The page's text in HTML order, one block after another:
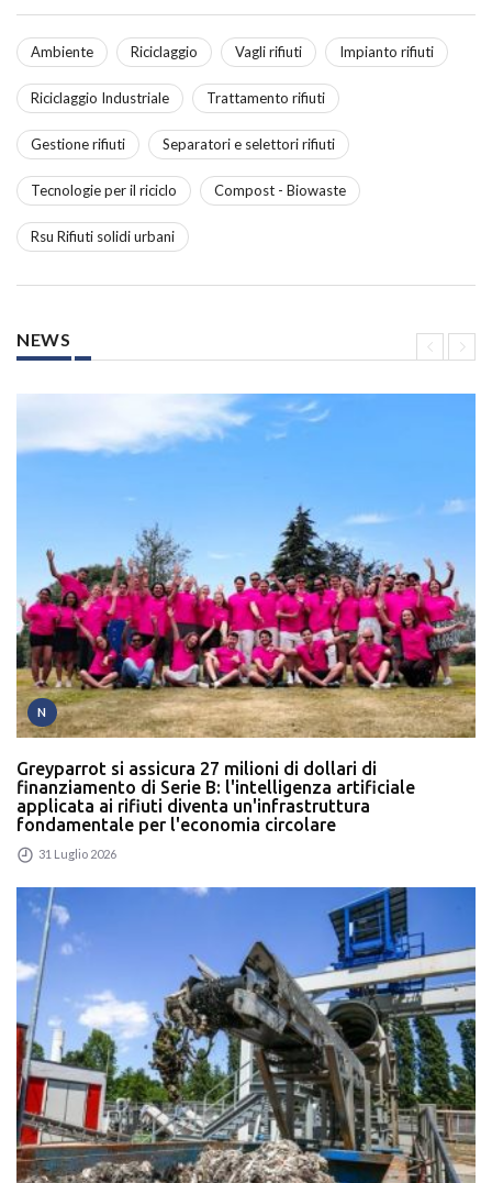
Ambiente Riciclaggio Vagli rifiuti Impianto rifiuti
Riciclaggio Industriale Trattamento rifiuti
Gestione rifiuti Separatori e selettori rifiuti
Tecnologie per il riciclo Compost - Biowaste
Rsu Rifiuti solidi urbani
NEWS
N
Greyparrot si assicura 27 milioni di dollari di
finanziamento di Serie B: l'intelligenza artificiale
applicata ai rifiuti diventa un'infrastruttura
fondamentale per l'economia circolare
31 Luglio 2026